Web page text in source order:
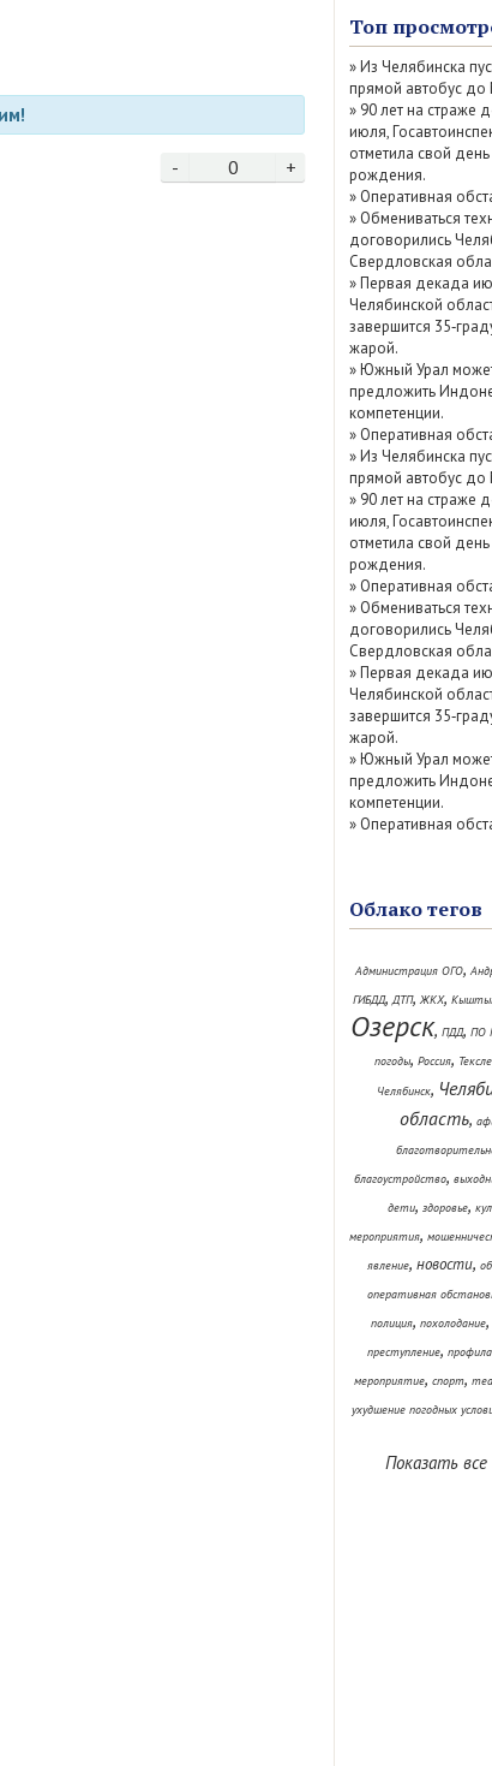
- 0 +
Июль 2026 (77)
Июнь 2026 (52)
Май 2026 (69)
Апрель 2026
Март 2026 (79)
Показать /
архив
Топ
»Из Челябинска
прямой автобус
» 90 лет на страже
июля,
отметила свой день
рождения.
» Оперативная
» Обмениваться
договорились
Свердловская
»Первая декада
Челябинской
завершится
жарой.
»Южный Урал
предложить
компетенции.
» Оперативная
»Из Челябинска
прямой автобус
» 90 лет на страже
июля,
отметила свой день
рождения.
» Оперативная
» Обмениваться
договорились
Свердловская
»Первая декада
Челябинской
завершится
жарой.
»Южный Урал
предложить
компетенции.
» Оперативная
Облако тегов
Администрация ОГО,
ГИБДД,ДТП, ЖКХ,
Озерск, ПДД, ПО
погоды, Россия,
Челябинск,
область,
благоустройство,
дети, здоровье,
мероприятия,
явление, новости,
оперативная
полиция, похолодание,
преступление,
мероприятие, спорт,
ухудшение погодных
Показать